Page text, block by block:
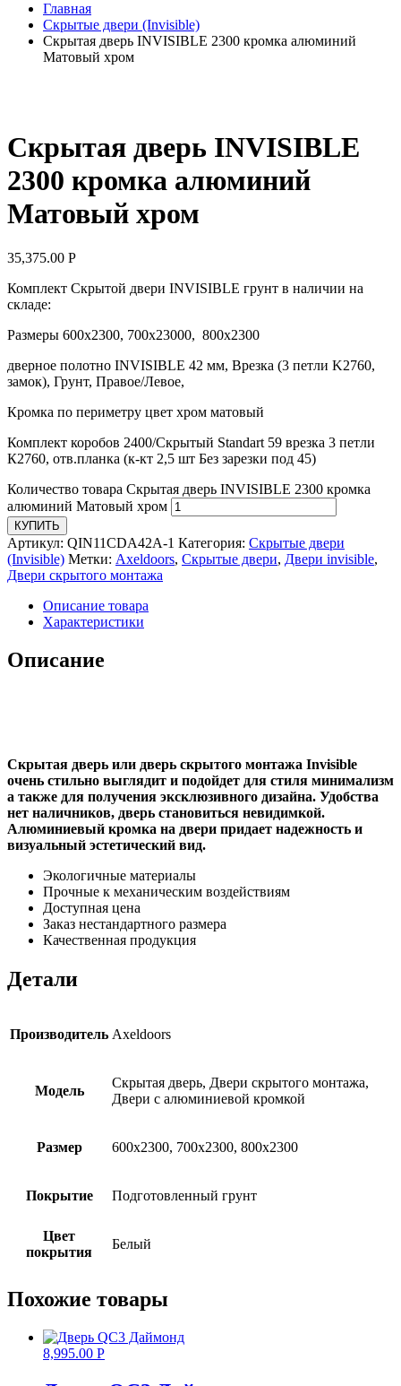
Главная
Скрытые двери (Invisible)
Скрытая дверь INVISIBLE 2300 кромка алюминий
Матовый хром
Скрытая дверь INVISIBLE
2300 кромка алюминий
Матовый хром
35,375.00 Р
Комплект Скрытой двери INVISIBLE грунт в наличии на
складе:
Размеры 600х2300, 700х23000, 800х2300
дверное полотно INVISIBLE 42 мм, Врезка (3 петли K2760,
замок), Грунт, Правое/Левое,
Кромка по периметру цвет хром матовый
Комплект коробов 2400/Скрытый Standart 59 врезка 3 петли
К2760, отв.планка (к-кт 2,5 шт Без зарезки под 45)
Количество товара Скрытая дверь INVISIBLE 2300 кромка
алюминий Матовый хром
КУПИТЬ
Артикул: QIN11CDA42A-1 Категория: Скрытые двери
(Invisible) Метки: Axeldoors, Cкрытые двери, Двери invisible,
Двери скрытого монтажа
Описание товара
Характеристики
Описание
Скрытая дверь или дверь скрытого монтажа Invisible
очень стильно выглядит и подойдет для стиля минимализм
а также для получения эксклюзивного дизайна. Удобства
нет наличников, дверь становиться невидимкой.
Алюминиевый кромка на двери придает надежность и
визуальный эстетический вид.
Экологичные материалы
Прочные к механическим воздействиям
Доступная цена
Заказ нестандартного размера
Качественная продукция
Детали
Производитель Axeldoors
Модель
Скрытая дверь, Двери скрытого монтажа,
Двери с алюминиевой кромкой
Размер 600х2300, 700х2300, 800х2300
Покрытие Подготовленный грунт
Цвет
покрытия
Белый
Похожие товары
8,995.00 Р